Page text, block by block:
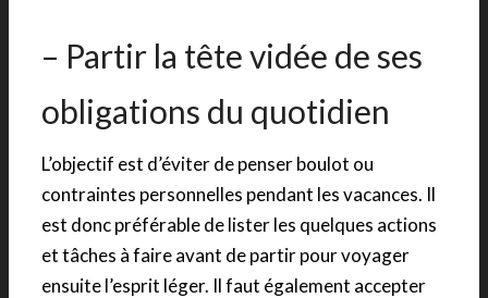
– Partir la tête vidée de ses
obligations du quotidien
L’objectif est d’éviter de penser boulot ou
contraintes personnelles pendant les vacances. Il
est donc préférable de lister les quelques actions
et tâches à faire avant de partir pour voyager
ensuite l’esprit léger. Il faut également accepter